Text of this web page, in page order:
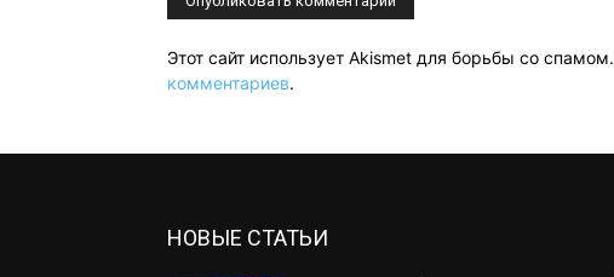
Этот сайт использует Akismet для борьбы со спамом.
комментариев.
НОВЫЕ СТАТЬИ